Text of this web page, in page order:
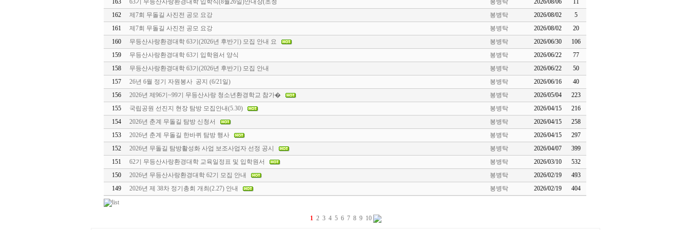
163 63기 무등산사랑환경대학 입학식(8월26일)안내장(초청 봉병탁 2026/08/06
11
162
제7회 무돌길 사진전 공모 요강 봉병탁 2026/08/02
5
161
제7회 무돌길 사진전 공모 요강 봉병탁 2026/08/02
20
160
무등산사랑환경대학 63기(2026년 후반기) 모집 안내 요 봉병탁 2026/06/30
106
159
무등산사랑환경대학 63기 입학원서 양식 봉병탁 2026/06/22
77
158
무등산사랑환경대학 63기(2026년 후반기) 모집 안내 봉병탁 2026/06/22
50
157
26년 6월 정기 자원봉사 공지 (6/21일) 봉병탁 2026/06/16
40
156
2026년 제96기~99기 무등산사랑 청소년환경학교 참가� 봉병탁 2026/05/04
223
155
국립공원 선진지 현장 탐방 모집안내(5.30) 봉병탁 2026/04/15
216
154
2026년 춘계 무돌길 탐방 신청서 봉병탁 2026/04/15
258
153
2026년 춘계 무돌길 한바퀴 탐방 행사 봉병탁 2026/04/15
297
152
2026년 무돌길 탐방활성화 사업 보조사업자 선정 공시 봉병탁 2026/04/07
399
151
62기 무등산사랑환경대학 교육일정표 및 입학원서 봉병탁 2026/03/10
532
150
2026년 무등산사랑환경대학 62기 모집 안내 봉병탁 2026/02/19
493
149
2026년 제 38차 정기총회 개최(2.27) 안내 봉병탁 2026/02/19 404
1 2 3 4 5 6 7 8 9 10